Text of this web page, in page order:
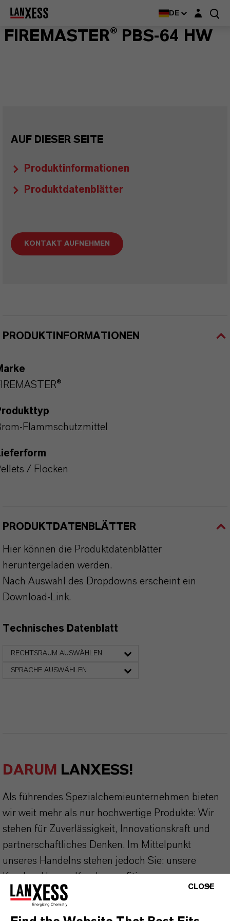
DE Login-Maske
FIREMASTER® PBS-64 HW
AUF DIESER SEITE
Produktinformationen
Produktdatenblätter
KONTAKT AUFNEHMEN
PRODUKTINFORMATIONEN
Flammschutzmittel
/ Flocken
PRODUKTDATENBLÄTTER
Hier können die Produktdatenblätter
heruntergeladen werden.
Nach Auswahl des Dropdowns erscheint ein
Download-Link.
Technisches Datenblatt
RECHTSRAUM AUSWÄHLEN
SPRACHE AUSWÄHLEN
DARUM LANXESS!
Als führendes Spezialchemieunternehmen bieten
wir weit mehr als nur hochwertige Produkte: Wir
stehen für Zuverlässigkeit, Innovationskraft und
partnerschaftliches Denken. Im Mittelpunkt
unseres Handelns stehen jedoch Sie: unsere
Kunden. Unsere Kunden profitieren von
maßgeschneiderten Lösungen, globaler Präsenz
und einem tiefen Verständnis ihrer Märkte. Hier
CLOSE